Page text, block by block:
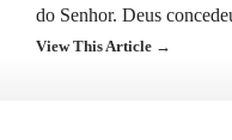
do Senhor. Deus
View This Article →